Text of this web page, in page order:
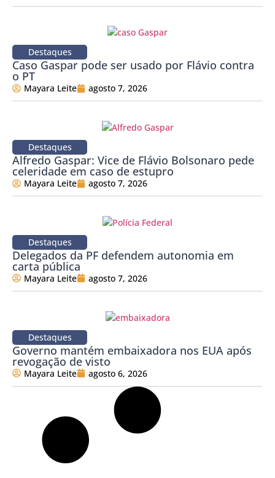
Destaques
Caso Gaspar pode ser usado por Flávio contra
o PT
Mayara Leite agosto 7, 2026
Destaques
Alfredo Gaspar: Vice de Flávio Bolsonaro pede
celeridade em caso de estupro
Mayara Leite agosto 7, 2026
Destaques
Delegados da PF defendem autonomia em
carta pública
Mayara Leite agosto 7, 2026
Destaques
Governo mantém embaixadora nos EUA após
revogação de visto
Mayara Leite agosto 6, 2026